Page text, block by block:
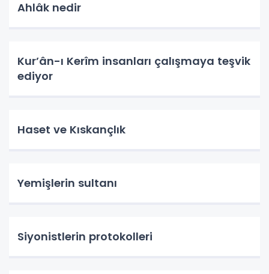
Ahlâk nedir
Kur’ân-ı Kerîm insanları çalışmaya teşvik
ediyor
Haset ve Kıskançlık
Yemişlerin sultanı
Siyonistlerin protokolleri